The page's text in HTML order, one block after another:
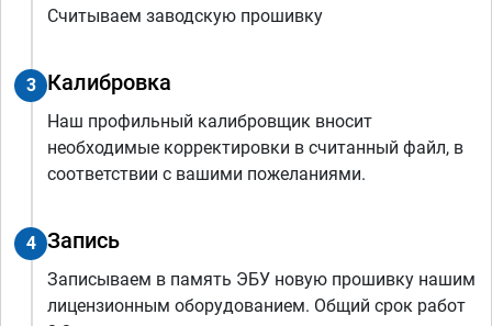
Считываем заводскую прошивку
3 Калибровка
Наш профильный калибровщик вносит
необходимые корректировки в считанный файл, в
соответствии с вашими пожеланиями.
4 Запись
Записываем в память ЭБУ новую прошивку нашим
лицензионным оборудованием. Общий срок работ